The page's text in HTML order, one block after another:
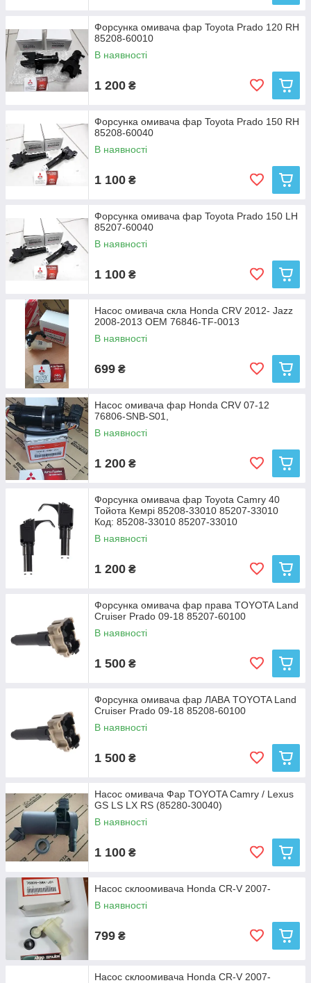
Форсунка омивача фар Toyota Prado 120 RH
85208-60010
В наявності
1 200 ₴
Форсунка омивача фар Toyota Prado 150 RH
85208-60040
В наявності
1 100 ₴
Форсунка омивача фар Toyota Prado 150 LH
85207-60040
В наявності
1 100 ₴
Насос омивача скла Honda CRV 2012- Jazz
2008-2013 OEM 76846-TF-0013
В наявності
699 ₴
Насос омивача фар Honda CRV 07-12
76806-SNB-S01,
В наявності
1 200 ₴
Форсунка омивача фар Toyota Camry 40
Тойота Кемрі 85208-33010 85207-33010
Код: 85208-33010 85207-33010
В наявності
1 200 ₴
Форсунка омивача фар права TOYOTA Land
Cruiser Prado 09-18 85207-60100
В наявності
1 500 ₴
Форсунка омивача фар ЛАВА TOYOTA Land
Cruiser Prado 09-18 85208-60100
В наявності
1 500 ₴
Насос омивача Фар TOYOTA Camry / Lexus
GS LS LX RS (85280-30040)
В наявності
1 100 ₴
Насос склоомивача Honda CR-V 2007-
В наявності
799 ₴
Насос склоомивача Honda CR-V 2007-